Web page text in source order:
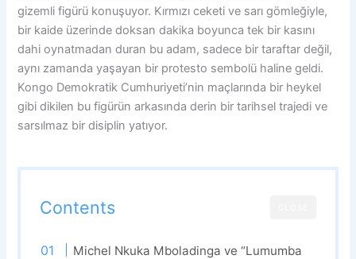
gizemli figürü konuşuyor. Kırmızı ceketi ve sarı gömleğiyle,
bir kaide üzerinde doksan dakika boyunca tek bir kasını
dahi oynatmadan duran bu adam, sadece bir taraftar değil,
aynı zamanda yaşayan bir protesto sembolü haline geldi.
Kongo Demokratik Cumhuriyeti’nin maçlarında bir heykel
gibi dikilen bu figürün arkasında derin bir tarihsel trajedi ve
sarsılmaz bir disiplin yatıyor.
Contents
Michel Nkuka Mboladinga ve “Lumumba